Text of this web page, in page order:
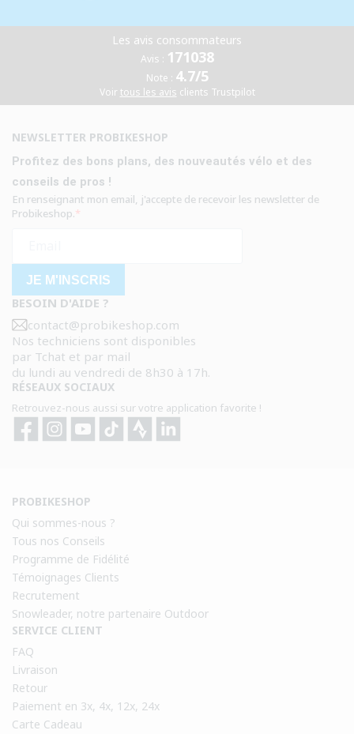
Les avis consommateurs
Avis : 171038
Note : 4.7/5
Voir tous les avis clients Trustpilot
NEWSLETTER PROBIKESHOP
Profitez des bons plans, des nouveautés vélo et des
conseils de pros !
En renseignant mon email, j'accepte de recevoir les newsletter de
Probikeshop.
JE M'INSCRIS
BESOIN D'AIDE ?
contact@probikeshop.com
Nos techniciens sont disponibles
par Tchat et par mail
du lundi au vendredi de 8h30 à 17h.
RÉSEAUX SOCIAUX
Retrouvez-nous aussi sur votre application favorite !
FacebookInstagramYouTubeTikTok Strava Strava
PROBIKESHOP
Qui sommes-nous ?
Tous nos Conseils
Programme de Fidélité
Témoignages Clients
Recrutement
Snowleader, notre partenaire Outdoor
SERVICE CLIENT
FAQ
Livraison
Retour
Paiement en 3x, 4x, 12x, 24x
Carte Cadeau